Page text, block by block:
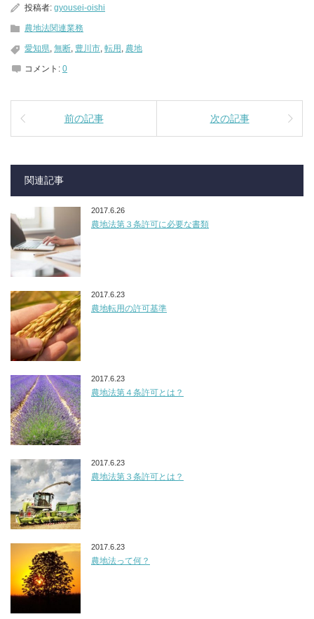
投稿者: gyousei-oishi
農地法関連業務
愛知県, 無断, 豊川市, 転用 , 農地
コメント: 0
前の記事 次の記事
関連記事
2017.6.26
農地法第３条許可に必要な書類
2017.6.23
農地転用の許可基準
2017.6.23
農地法第４条許可とは？
2017.6.23
農地法第３条許可とは？
2017.6.23
農地法って何？